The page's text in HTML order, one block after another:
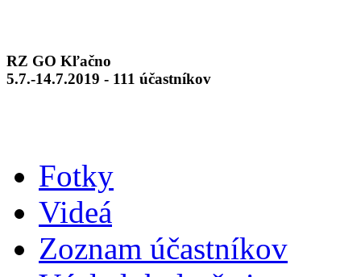
RZ GO Kľačno
5.7.-14.7.2019 - 111 účastníkov
Fotky
Videá
Zoznam účastníkov